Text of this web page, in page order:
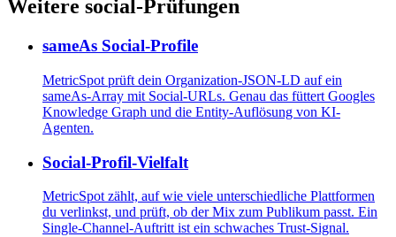
Weitere social-Prüfungen
sameAs Social-Profile
MetricSpot prüft dein Organization-JSON-LD auf ein
sameAs-Array mit Social-URLs. Genau das füttert Googles
Knowledge Graph und die Entity-Auflösung von KI-
Agenten.
Social-Profil-Vielfalt
MetricSpot zählt, auf wie viele unterschiedliche Plattformen
du verlinkst, und prüft, ob der Mix zum Publikum passt. Ein
Single-Channel-Auftritt ist ein schwaches Trust-Signal.